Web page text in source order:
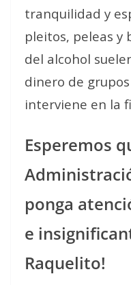
tranquilidad y
pleitos, peleas y
del alcohol
dinero de
interviene en la
Esperemos
ponga
e
Raquelito!